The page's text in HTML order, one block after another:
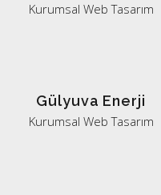
Kurumsal Web Tasarım
Gülyuva Enerji
Kurumsal Web Tasarım